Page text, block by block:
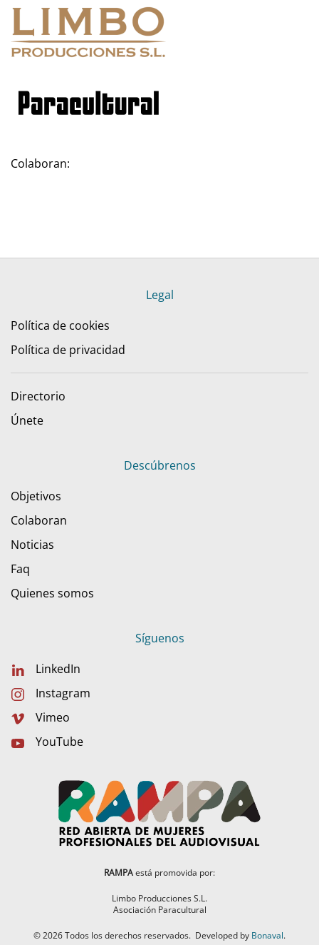
Colaboran:
Legal
Política de cookies
Política de privacidad
Directorio
Únete
Descúbrenos
Objetivos
Colaboran
Noticias
Faq
Quienes somos
Síguenos
LinkedIn
Instagram
Vimeo
YouTube
RAMPAestá promovida por:
Limbo Producciones S.L.
Asociación Paracultural
©2026Todos los derechos reservados. Developed by Bonaval.